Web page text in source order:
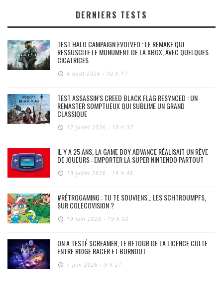
DERNIERS TESTS
TEST HALO CAMPAIGN EVOLVED : LE REMAKE QUI
RESSUSCITE LE MONUMENT DE LA XBOX, AVEC QUELQUES
CICATRICES
4 août 2026 - 10 h 17
TEST ASSASSIN’S CREED BLACK FLAG RESYNCED : UN
REMASTER SOMPTUEUX QUI SUBLIME UN GRAND
CLASSIQUE
17 juillet 2026 - 10 h 37
IL Y A 25 ANS, LA GAME BOY ADVANCE RÉALISAIT UN RÊVE
DE JOUEURS : EMPORTER LA SUPER NINTENDO PARTOUT
13 juillet 2026 - 14 h 48
#RÉTROGAMING : TU TE SOUVIENS… LES SCHTROUMPFS,
SUR COLECOVISION ?
19 juin 2026 - 19 h 02
ON A TESTÉ SCREAMER, LE RETOUR DE LA LICENCE CULTE
ENTRE RIDGE RACER ET BURNOUT
7 juin 2026 - 9 h 27